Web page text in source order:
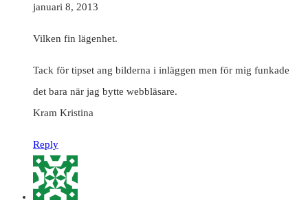
januari 8, 2013
Vilken fin lägenhet.
Tack för tipset ang bilderna i inläggen men för mig funkade
det bara när jag bytte webbläsare.
Kram Kristina
Reply